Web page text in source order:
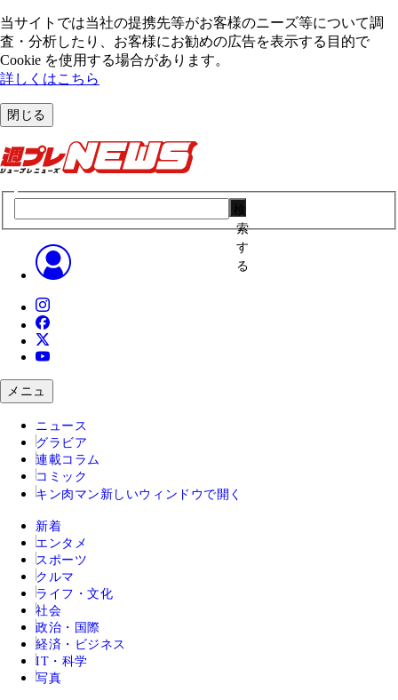
当サイトでは当社の提携先等がお客様のニーズ等について調
査・分析したり、お客様にお勧めの広告を表⽰する⽬的で
Cookie を使⽤する場合があります。
詳しくはこちら
閉じる
索
す
る
メニュ
ニュース
グラビア
連載コラム
コミック
キン肉マン 新しいウィンドウで開く
新着
エンタメ
スポーツ
クルマ
ライフ・文化
社会
政治・国際
経済・ビジネス
IT・科学
写真